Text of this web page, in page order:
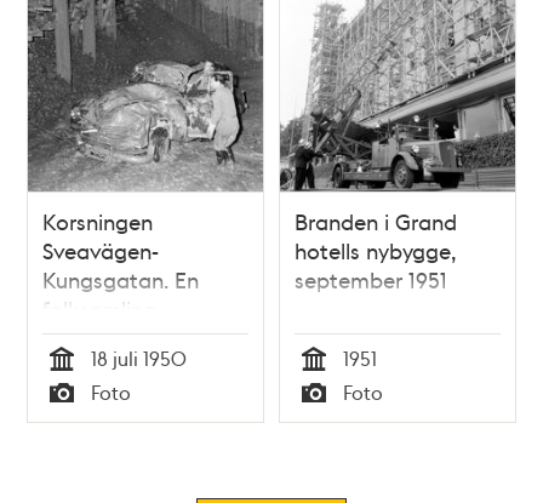
Korsningen
Sveavägen-
Kungsgatan. En
folksamling
beskådar
demolerad bil, som
råkat falla ner i
tunnelbanebygget
Tid
18 juli 1950
Typ
Foto
Branden i Grand
hotells nybygge,
september 1951
Tid
1951
Typ
Foto